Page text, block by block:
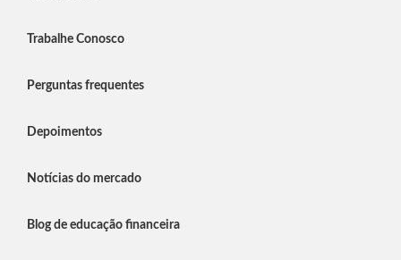
Trabalhe Conosco
Perguntas frequentes
Depoimentos
Notícias do mercado
Blog de educação financeira